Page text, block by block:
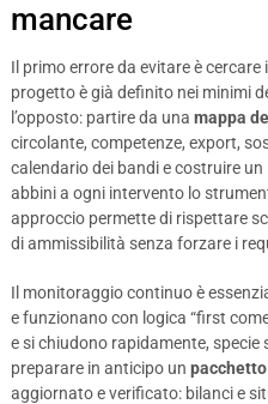
mancare
Il primo errore da evitare è cercare
progetto è già definito nei minimi
l’opposto: partire da una mappa
circolante, competenze, export,
calendario dei bandi e costruire un
abbini a ogni intervento lo
approccio permette di rispettare
di ammissibilità senza forzare i
Il monitoraggio continuo è
e funzionano con logica “first
e si chiudono rapidamente, specie
preparare in anticipo un
aggiornato e verificato: bilanci e